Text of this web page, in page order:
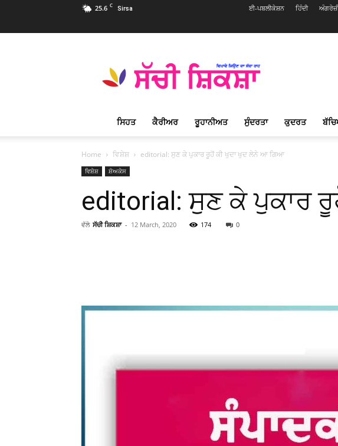
25.6 C Sirsa ਈ-ਪਬਲੀਕੇਸ਼ਨ ਹਿੰਦੀ
Shiksha
Punjabi
ਸ਼ਿਕਸ਼ਾ
ਪ੍ਰਸਿੱਧ
ਮੈਗਜ਼ੀਨ
ਸਿਹਤ ਕੈਰੀਅਰ ਰੂਹਾਨੀਅਤ ਸੁੰਦਰਤਾ ਕੁਦਰਤ
Home ਵਿਸ਼ੇਸ਼ editorial: ਸੁਣ ਕੇ ਪੁਕਾਰ ਰੂਹੋਂ ਕੀ ਖੁਦਾ ਖੁਦ ਲੇਨੇ ਆ ਗਿਆ
ਵਿਸ਼ੇਸ਼ ਸ਼ੋਅਕੇਸ
editorial: ਸੁਣ ਕੇ ਪੁਕਾਰ
ਵੱਲੋ ਸੱਚੀ ਸ਼ਿਕਸ਼ਾ - 12 March, 2020 174 0